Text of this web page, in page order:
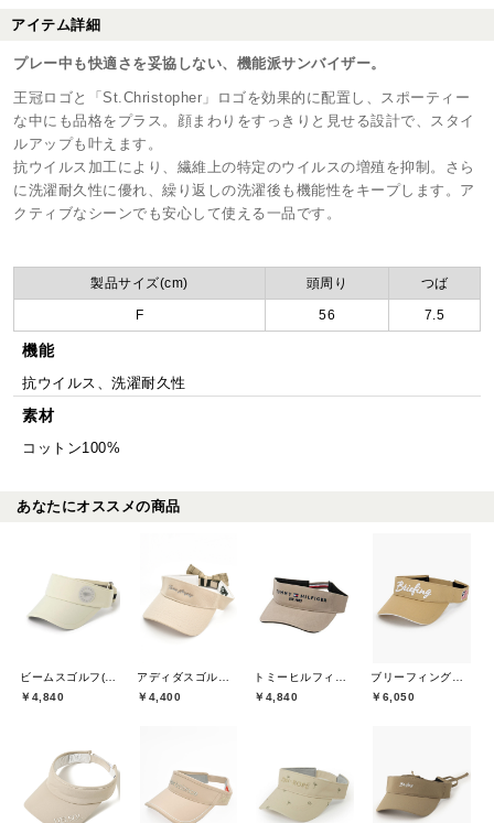
アイテム詳細
プレー中も快適さを妥協しない、機能派サンバイザー。
王冠ロゴと「St.Christopher」ロゴを効果的に配置し、スポーティー
な中にも品格をプラス。顔まわりをすっきりと見せる設計で、スタイ
ルアップも叶えます。
抗ウイルス加工により、繊維上の特定のウイルスの増殖を抑制。さら
に洗濯耐久性に優れ、繰り返しの洗濯後も機能性をキープします。ア
クティブなシーンでも安心して使える一品です。
製品サイズ(cm) 頭周り つば
F 56 7.5
機能
抗ウイルス、洗濯耐久性
素材
コットン100%
あなたにオススメの商品
￥4,840
￥4,400
￥4,840
￥6,050